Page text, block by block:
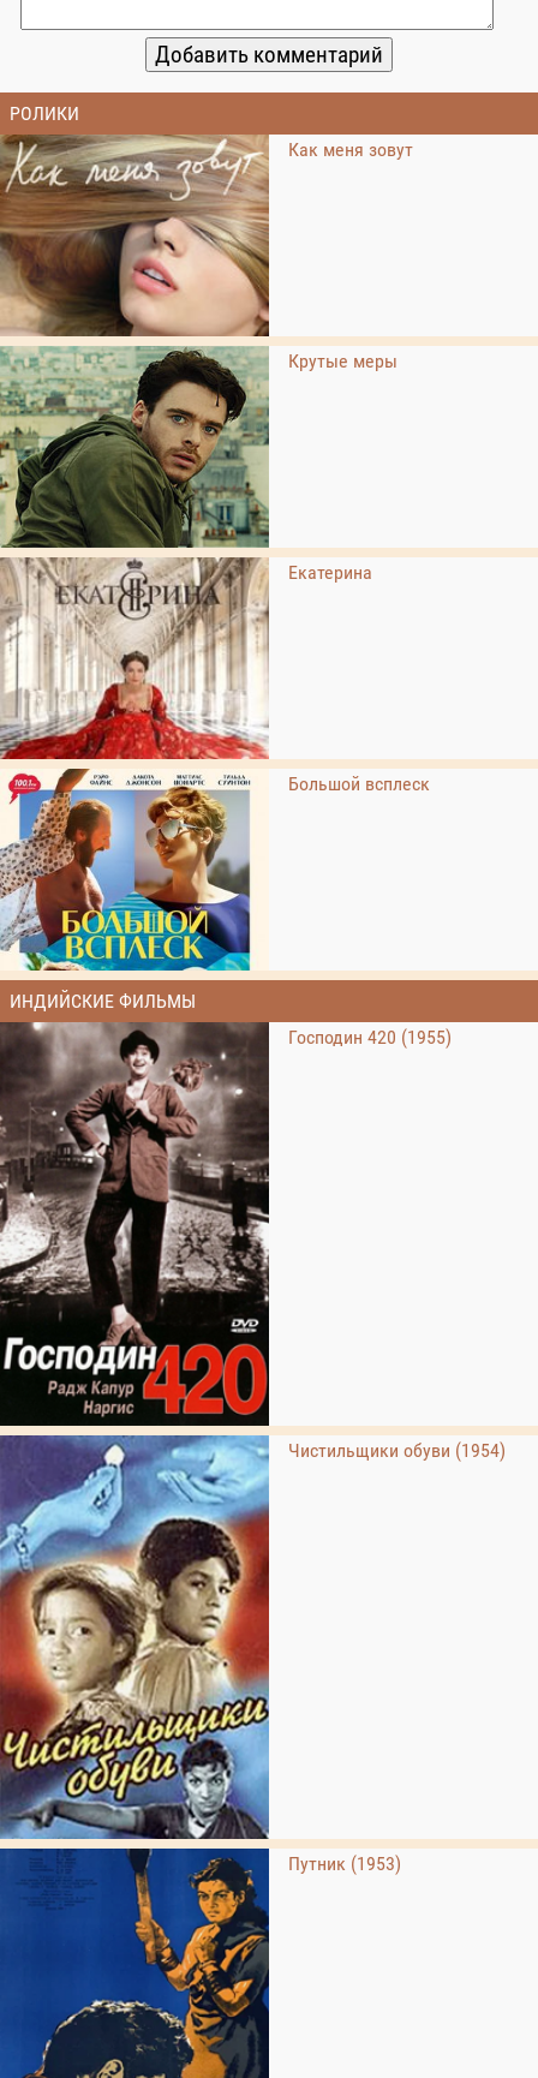
РОЛИКИ
Как меня зовут
Крутые меры
Екатерина
Большой всплеск
ИНДИЙСКИЕ ФИЛЬМЫ
Господин 420 (1955)
Чистильщики обуви (1954)
Путник (1953)